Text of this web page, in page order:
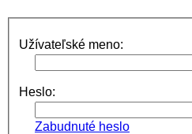
Užívateľské meno:
Heslo:
Zabudnuté heslo